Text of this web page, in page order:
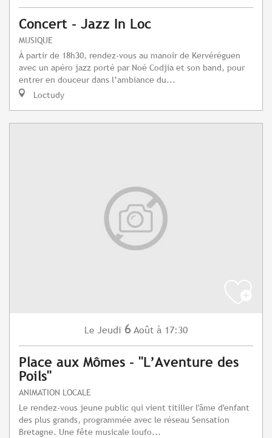
Concert - Jazz In Loc
MUSIQUE
À partir de 18h30, rendez-vous au manoir de Kervéréguen
avec un apéro jazz porté par Noé Codjia et son band, pour
entrer en douceur dans l’ambiance du...
Loctudy
Le Jeudi 6 Août à 17:30
Place aux Mômes - "L’Aventure des
Poils"
ANIMATION LOCALE
Le rendez-vous jeune public qui vient titiller l'âme d'enfant
des plus grands, programmée avec le réseau Sensation
Bretagne. Une fête musicale loufo...